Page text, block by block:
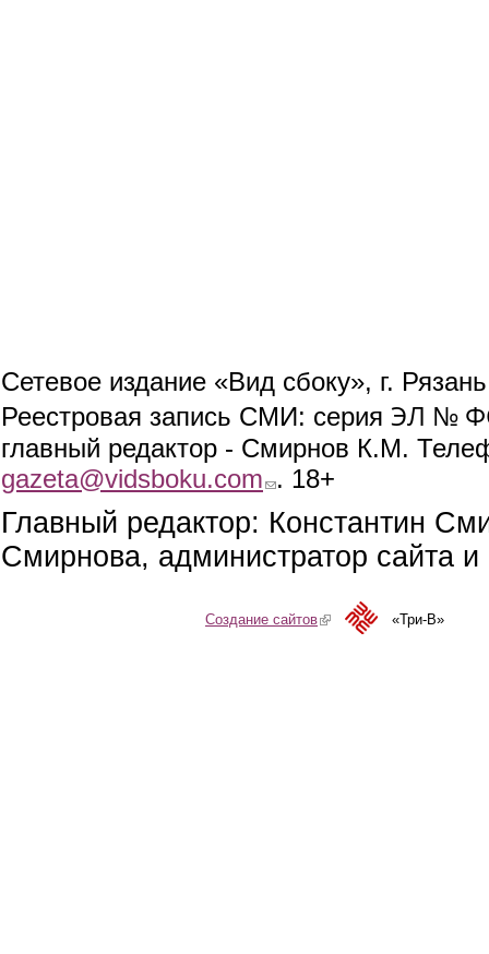
Сетевое издание «Вид сбоку», г.
Реестровая запись СМИ: серия ЭЛ №
главный редактор - Смирнов К.М.
gazeta@vidsboku.com (link sends e-mail)
. 18+
Главный редактор: Константин
Смирнова, администратор сайта
Создание сайтов(link is external)«Три-В»